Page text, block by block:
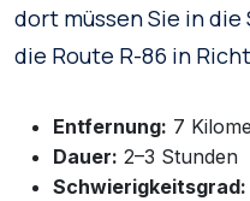
dort müssen Sie in die
die Route R-86 in
Entfernung: 7
Dauer: 2–3 Stunden
Schwierigkeitsgrad: